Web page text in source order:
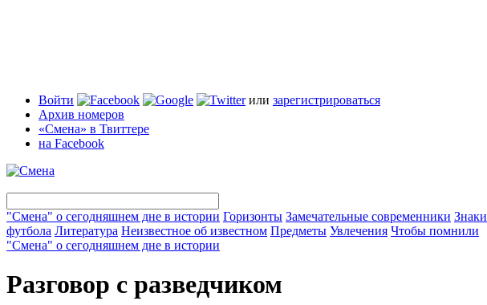
Войти или зарегистрироваться
Архив номеров
«Смена» в Твиттере
на Facebook
"Смена" о сегодняшнем дне в истории Горизонты Замечательные современники Знаки
футбола Литература Неизвестное об известном Предметы Увлечения Чтобы помнили
"Смена" о сегодняшнем дне в истории
Разговор с разведчиком